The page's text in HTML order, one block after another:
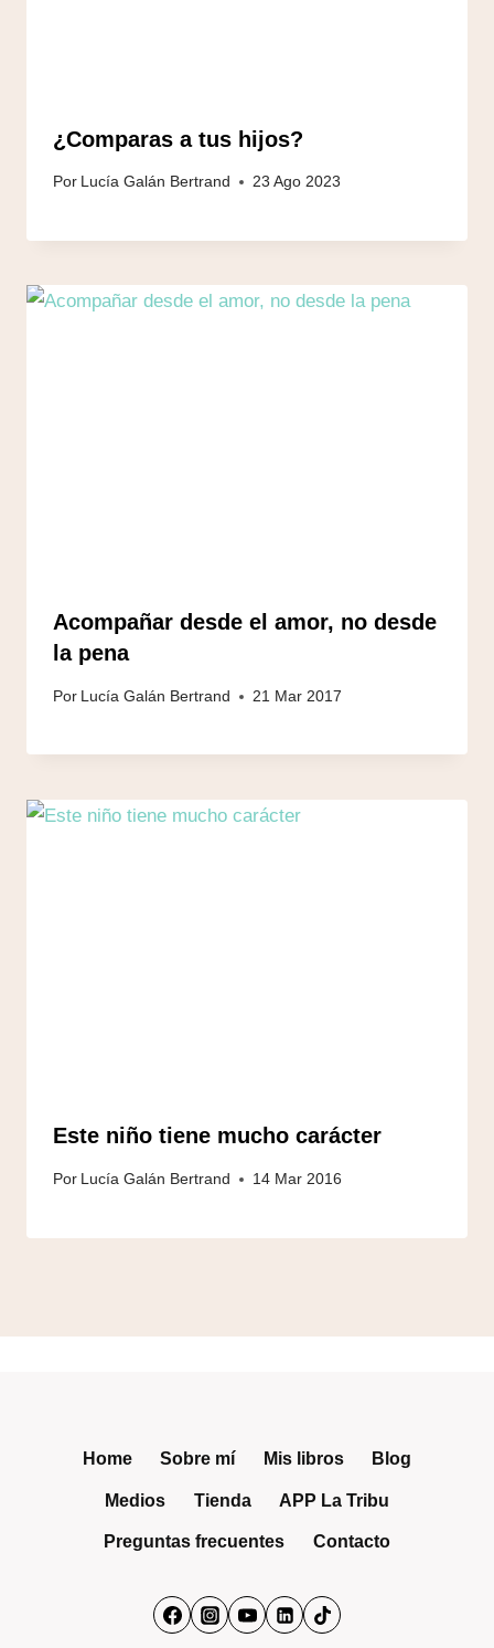
¿Comparas a tus hijos?
Por Lucía Galán Bertrand 23 Ago 2023
Acompañar desde el amor, no desde
la pena
Por Lucía Galán Bertrand 21 Mar 2017
Este niño tiene mucho carácter
Por Lucía Galán Bertrand 14 Mar 2016
Home Sobre mí Mis libros Blog
Medios Tienda APP La Tribu
Preguntas frecuentes Contacto